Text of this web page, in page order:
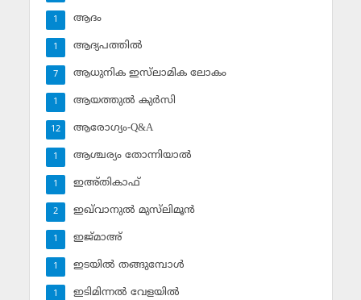
ആദം
1
ആദ്യപത്തില്‍
1
ആധുനിക ഇസ്‌ലാമിക ലോകം
7
ആയത്തുല്‍ കുര്‍സി
1
ആരോഗ്യം-Q&A
12
ആശ്ചര്യം തോന്നിയാല്‍
1
ഇഅ്തികാഫ്‌
1
ഇഖ്‌വാനുല്‍ മുസ്‌ലിമൂന്‍
2
ഇജ്മാഅ്
1
ഇടയില്‍ തങ്ങുമ്പോള്‍
1
ഇടിമിന്നല്‍ വേളയില്‍
1